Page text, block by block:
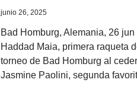
junio 26, 2025
Bad Homburg, Alemania, 26
Haddad Maia, primera raqueta
torneo de Bad Homburg al
Jasmine Paolini, segunda